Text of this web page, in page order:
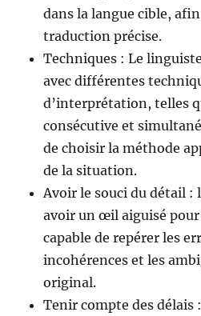
dans la langue cible,
traduction précise.
Techniques : Le
avec différentes
d’interprétation, telles
consécutive et
de choisir la méthode
de la situation.
Avoir le souci du détail :
avoir un œil aiguisé
capable de repérer les
incohérences et les
original.
Tenir compte des